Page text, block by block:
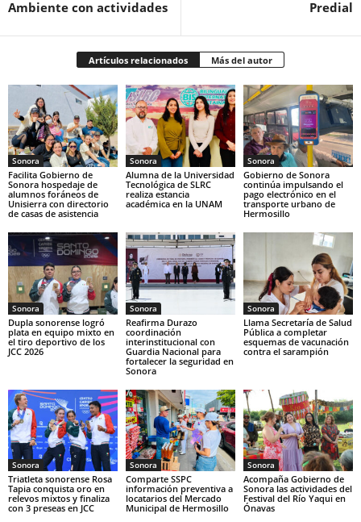
Ambiente con actividades Predial
Artículos relacionados Más del autor
Sonora
Facilita Gobierno de
Sonora hospedaje de
alumnos foráneos de
Unisierra con directorio
de casas de asistencia
Sonora
Alumna de la Universidad
Tecnológica de SLRC
realiza estancia
académica en la UNAM
Sonora
Gobierno de Sonora
continúa impulsando el
pago electrónico en el
transporte urbano de
Hermosillo
Sonora
Dupla sonorense logró
plata en equipo mixto en
el tiro deportivo de los
JCC 2026
Sonora
Reafirma Durazo
coordinación
interinstitucional con
Guardia Nacional para
fortalecer la seguridad en
Sonora
Sonora
Llama Secretaría de Salud
Pública a completar
esquemas de vacunación
contra el sarampión
Sonora
Triatleta sonorense Rosa
Tapia conquista oro en
relevos mixtos y finaliza
con 3 preseas en JCC
Sonora
Comparte SSPC
información preventiva a
locatarios del Mercado
Municipal de Hermosillo
Sonora
Acompaña Gobierno de
Sonora las actividades del
Festival del Río Yaqui en
Ónavas